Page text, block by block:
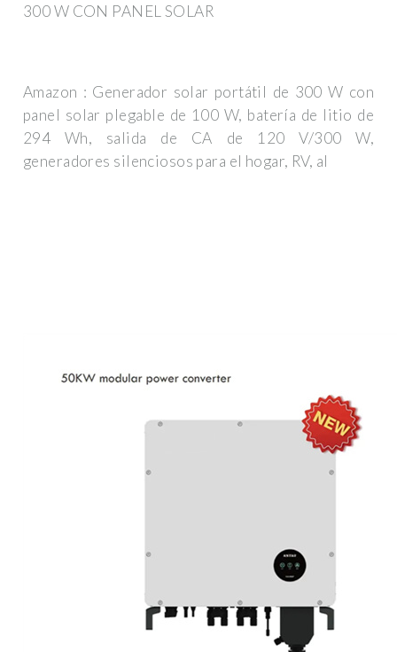
300 W CON PANEL SOLAR
Amazon : Generador solar portátil de 300 W con
panel solar plegable de 100 W, batería de litio de
294 Wh, salida de CA de 120 V/300 W,
generadores silenciosos para el hogar, RV, al